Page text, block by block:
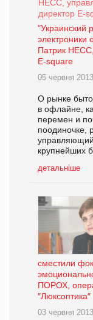
"Украинский
электроники
Патрик
E-square
05 червня 2013
О рынке
в офлайне,
перемен и
поодиночке,
крупнейших
детальніше
сместили
ПОРОХ,
″Люксоптика″
03 червня 2013